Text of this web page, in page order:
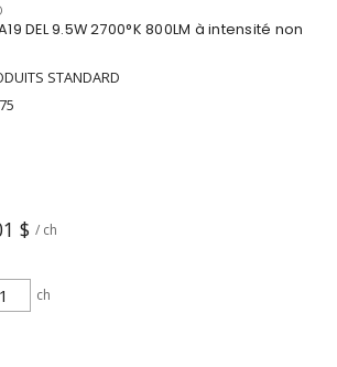
DEL 9.5W 2700°K 800LM à intensité non
STANDARD
$ / ch
ch